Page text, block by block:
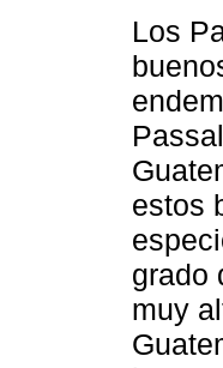
Los
estos
grado
muy